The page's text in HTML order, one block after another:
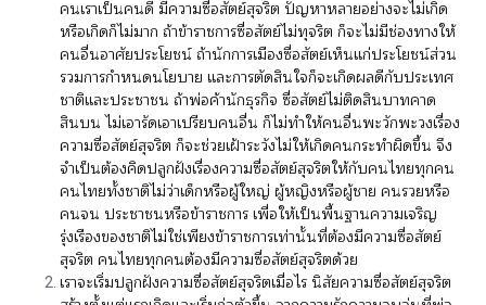
คนเราเป็นคนดี มีความซื่อสัตย์สุจริต ปัญหาหลายอย่างจะไม่เกิด
หรือเกิดก็ไม่มาก ถ้าข้าราชการซื่อสัตย์ไม่ทุจริต ก็จะไม่มีช่องทางให้
คนอื่นอาศัยประโยชน์ ถ้านักการเมืองซื่อสัตย์เห็นแก่ประโยชน์ส่วน
รวมการกำหนดนโยบาย และการตัดสินใจก็จะเกิดผลดีกับประเทศ
ชาติและประชาชน ถ้าพ่อค้านักธุรกิจ ซื่อสัตย์ไม่ติดสินบาทคาด
สินบน ไม่เอารัดเอาเปรียบคนอื่น ก็ไม่ทำให้คนอื่นพะวักพะวงเรื่อง
ความซื่อสัตย์สุจริต ก็จะช่วยเฝ้าระวังไม่ให้เกิดคนกระทำผิดขึ้น จึง
จำเป็นต้องคิดปลูกฝังเรื่องความซื่อสัตย์สุจริตให้กับคนไทยทุกคน
คนไทยทั้งชาติไม่ว่าเด็กหรือผู้ใหญ่ ผู้หญิงหรือผู้ชาย คนรวยหรือ
คนจน ประชาชนหรือข้าราชการ เพื่อให้เป็นพื้นฐานความเจริญ
รุ่งเรืองของชาติไม่ใช่เพียงข้าราชการเท่านั้นที่ต้องมีความซื่อสัตย์
สุจริต คนไทยทุกคนต้องมีความซื่อสัตย์สุจริตด้วย
เราจะเริ่มปลูกฝังความซื่อสัตย์สุจริตเมื่อไร นิสัยความซื่อสัตย์สุจริต